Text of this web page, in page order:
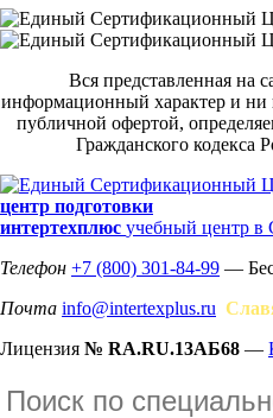
Вся представленная на
информационный характер и ни
публичной офертой,
Гражданского кодекса
центр подготовки
интертехплюс учебный центр в
Телефон +7 (800) 301-84-99 —
Почта info@intertexplus.ru
Лицензия № RA.RU.13АБ68 —